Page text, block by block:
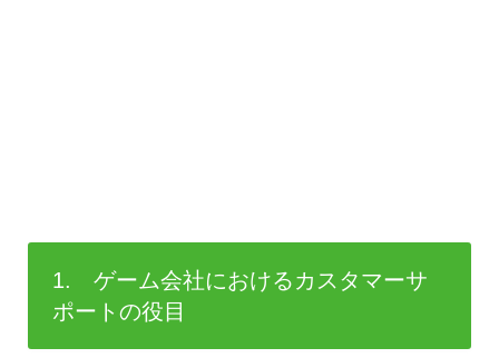
1. ゲーム会社におけるカスタマーサ
ポートの役目